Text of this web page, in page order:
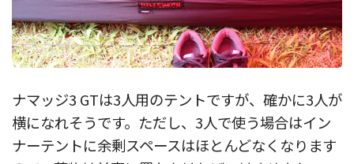
ナマッジ3 GTは3人用のテントですが、確かに3人が
横になれそうです。ただし、3人で使う場合はイン
ナーテントに余剰スペースはほとんどなくなります